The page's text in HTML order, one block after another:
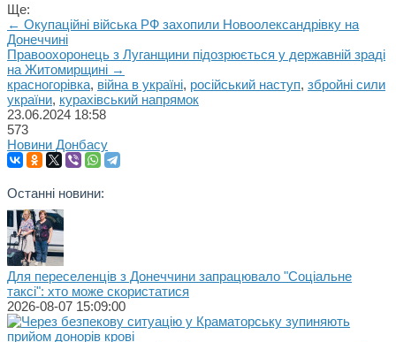
Ще:
← Окупаційні війська РФ захопили Новоолександрівку на
Донеччині
Правоохоронець з Луганщини підозрюється у державній зраді
на Житомирщині →
красногорівка, війна в україні, російський наступ, збройні сили
україни, курахівський напрямок
23.06.2024 18:58
573
Новини Донбасу
Останні новини:
Для переселенців з Донеччини запрацювало "Соціальне
таксі": хто може скористатися
2026-08-07 15:09:00